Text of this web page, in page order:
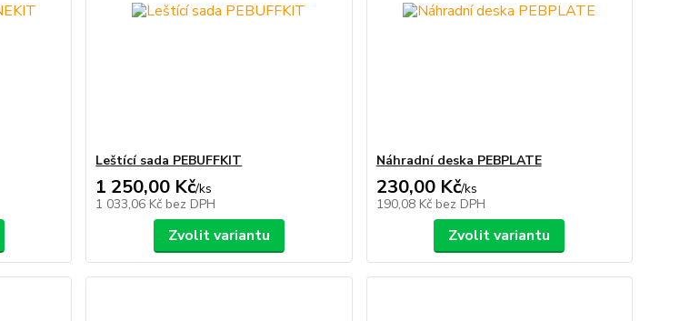
Leštící sada PEBUFFKIT
1 250,00 Kč/ks
1 033,06 Kč bez DPH
Zvolit variantu
Náhradní deska PEBPLATE
230,00 Kč/ks
190,08 Kč bez DPH
Zvolit variantu